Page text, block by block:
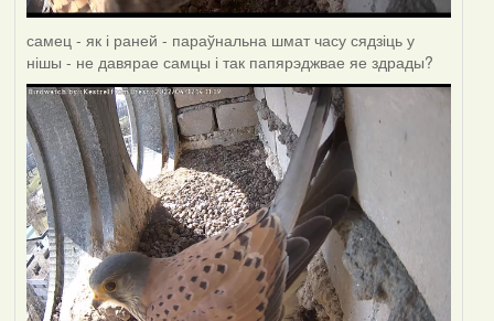
самец - як і раней - параўнальна шмат часу сядзіць у
нішы - не давярае самцы і так папярэджвае яе здрады?